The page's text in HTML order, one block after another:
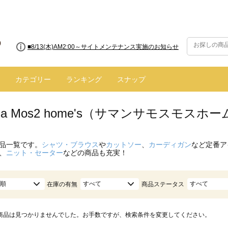
■8/13(木)AM2:00～サイトメンテナンス実施のお知らせ
カテゴリー ランキング スナップ
Mos2 home's（サマンサモスモスホー
一覧です。 シャツ・ブラウスやカットソー カーディガンなど定番
ニット・セーターなどの商品も充実！
在庫の有無 すべて 商品ステータス すべて
品は見つかりませんでした。お手数ですが、検索条件を変更してください。